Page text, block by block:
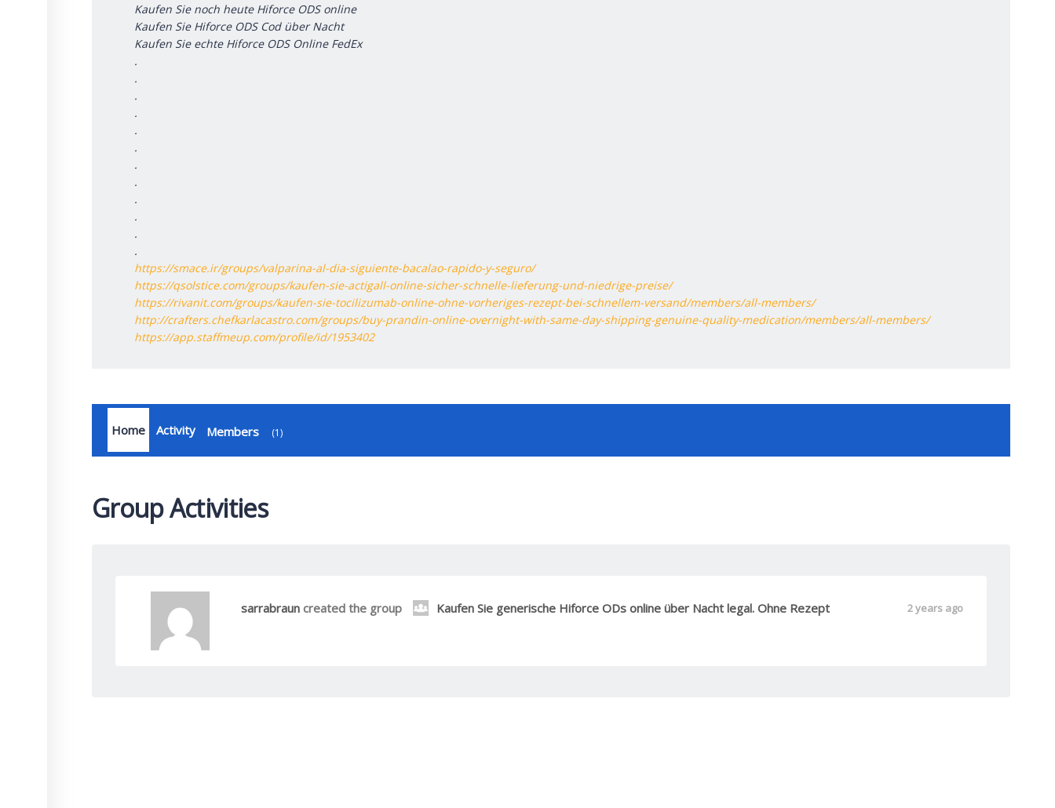
Kaufen Sie noch heute Hiforce ODS online
Kaufen Sie Hiforce ODS Cod über Nacht
Kaufen Sie echte Hiforce ODS Online FedEx
.
.
.
.
.
.
.
.
.
.
.
.
https://smace.ir/groups/valparina-al-dia-siguiente-bacalao-rapido-y-seguro/
https://qsolstice.com/groups/kaufen-sie-actigall-online-sicher-schnelle-lieferung-und-niedrige-preise/
https://rivanit.com/groups/kaufen-sie-tocilizumab-online-ohne-vorheriges-rezept-bei-schnellem-versand/members/all-members/
http://crafters.chefkarlacastro.com/groups/buy-prandin-online-overnight-with-same-day-shipping-genuine-quality-medication/members/all-members/
https://app.staffmeup.com/profile/id/1953402
Home Activity Members 1
Group Activities
sarrabraun created the group Kaufen Sie generische Hiforce ODs online über Nacht legal. Ohne Rezept 2 years ago